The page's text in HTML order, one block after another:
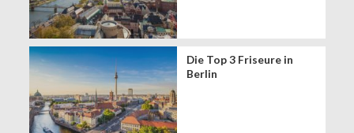
Die Top 3 Friseure in
Berlin